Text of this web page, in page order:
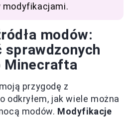
modów:
sprawdzonych
Minecrafta
przygodę z
odkryłem, jak wiele można
modów. Modyfikacje